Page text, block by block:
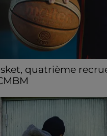
quatrième
Mkamba en